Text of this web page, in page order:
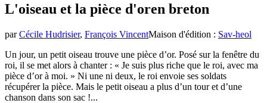
L'oiseau et la pièce d'oren breton
par Cécile Hudrisier, François VincentMaison d'édition : Sav-heol
Un jour, un petit oiseau trouve une pièce d’or. Posé sur la fenêtre du
roi, il se met alors à chanter : « Je suis plus riche que le roi, avec ma
pièce d’or à moi. » Ni une ni deux, le roi envoie ses soldats
récupérer la pièce. Mais le petit oiseau a plus d’un tour et d’une
chanson dans son sac !...